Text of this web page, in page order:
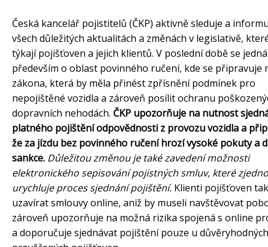
Česká kancelář pojistitelů (ČKP) aktivně sleduje a
všech důležitých aktualitách a změnách v legislativě,
týkají pojišťoven a jejich klientů. V poslední době se jedná
především o oblast povinného ručení, kde se připravuje
zákona, která by měla přinést zpřísnění podmínek pro
nepojištěné vozidla a zároveň posílit ochranu
dopravních nehodách. ČKP upozorňuje na nutnost
platného pojištění odpovědnosti z provozu vozidla a
že za jízdu bez povinného ručení hrozí vysoké pokuty a
sankce. Důležitou změnou je také zavedení možnosti
elektronického sepisování pojistných smluv, které
urychluje proces sjednání pojištění. Klienti pojišťoven
uzavírat smlouvy online, aniž by museli navštěvovat
zároveň upozorňuje na možná rizika spojená s online
a doporučuje sjednávat pojištění pouze u